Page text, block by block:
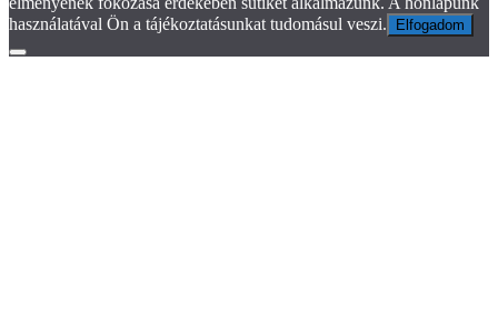
használatával Ön a tájékoztatásunkat tudomásul veszi.
Elfogadom